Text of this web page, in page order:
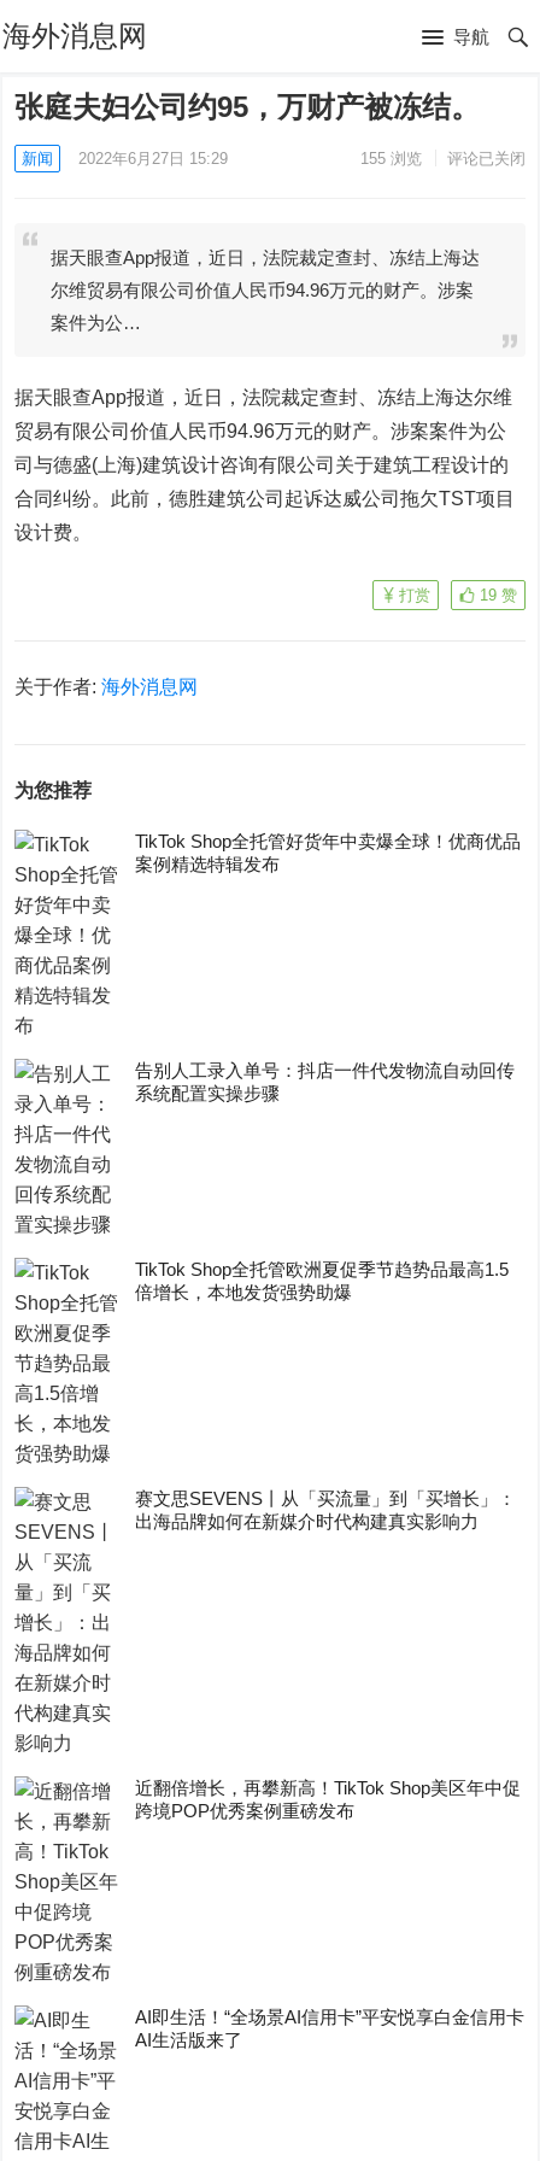
海外消息网 导航
张庭夫妇公司约95，万财产被冻结。
新闻 2022年6月27日 15:29 155浏览 评论已关闭
据天眼查App报道，近日，法院裁定查封、冻结上海达
尔维贸易有限公司价值人民币94.96万元的财产。涉案
案件为公…
据天眼查App报道，近日，法院裁定查封、冻结上海达尔维
贸易有限公司价值人民币94.96万元的财产。涉案案件为公
司与德盛(上海)建筑设计咨询有限公司关于建筑工程设计的
合同纠纷。此前，德胜建筑公司起诉达威公司拖欠TST项目
设计费。
19 赞
打赏
关于作者:海外消息网
为您推荐
TikTok Shop全托管好货年中卖爆全球！优商优品
案例精选特辑发布
告别人工录入单号：抖店一件代发物流自动回传
系统配置实操步骤
TikTok Shop全托管欧洲夏促季节趋势品最高1.5
倍增长，本地发货强势助爆
赛文思SEVENS丨从「买流量」到「买增长」：
出海品牌如何在新媒介时代构建真实影响力
近翻倍增长，再攀新高！TikTok Shop美区年中促
跨境POP优秀案例重磅发布
AI即生活！“全场景AI信用卡”平安悦享白金信用卡
AI生活版来了